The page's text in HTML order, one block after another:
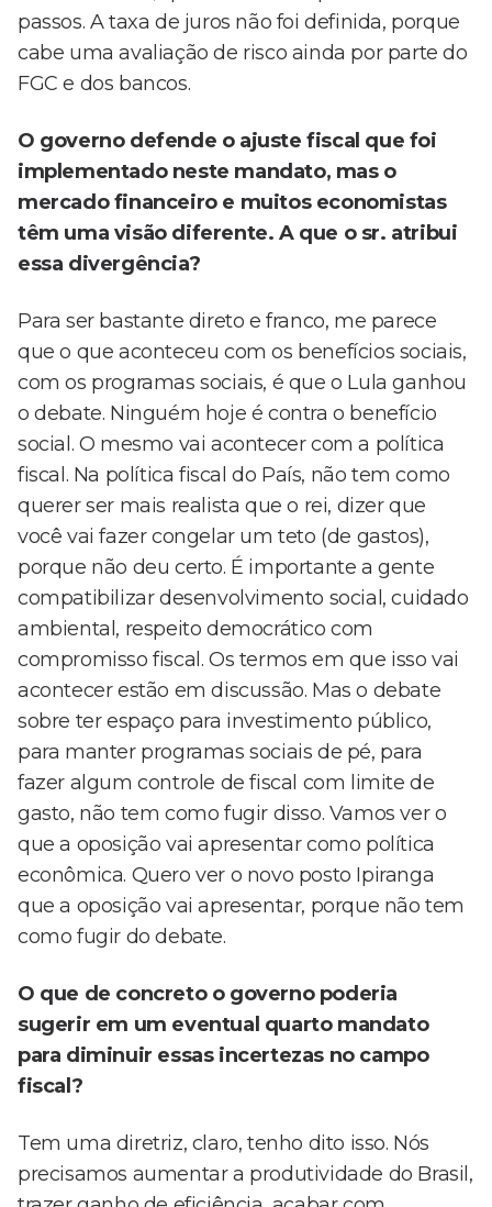
passos. A taxa de juros não foi definida, porque
cabe uma avaliação de risco ainda por parte do
FGC e dos bancos.
O governo defende o ajuste fiscal que foi
implementado neste mandato, mas o
mercado financeiro e muitos economistas
têm uma visão diferente. A que o sr. atribui
essa divergência?
Para ser bastante direto e franco, me parece
que o que aconteceu com os benefícios sociais,
com os programas sociais, é que o Lula ganhou
o debate. Ninguém hoje é contra o benefício
social. O mesmo vai acontecer com a política
fiscal. Na política fiscal do País, não tem como
querer ser mais realista que o rei, dizer que
você vai fazer congelar um teto (de gastos),
porque não deu certo. É importante a gente
compatibilizar desenvolvimento social, cuidado
ambiental, respeito democrático com
compromisso fiscal. Os termos em que isso vai
acontecer estão em discussão. Mas o debate
sobre ter espaço para investimento público,
para manter programas sociais de pé, para
fazer algum controle de fiscal com limite de
gasto, não tem como fugir disso. Vamos ver o
que a oposição vai apresentar como política
econômica. Quero ver o novo posto Ipiranga
que a oposição vai apresentar, porque não tem
como fugir do debate.
O que de concreto o governo poderia
sugerir em um eventual quarto mandato
para diminuir essas incertezas no campo
fiscal?
Tem uma diretriz, claro, tenho dito isso. Nós
precisamos aumentar a produtividade do Brasil,